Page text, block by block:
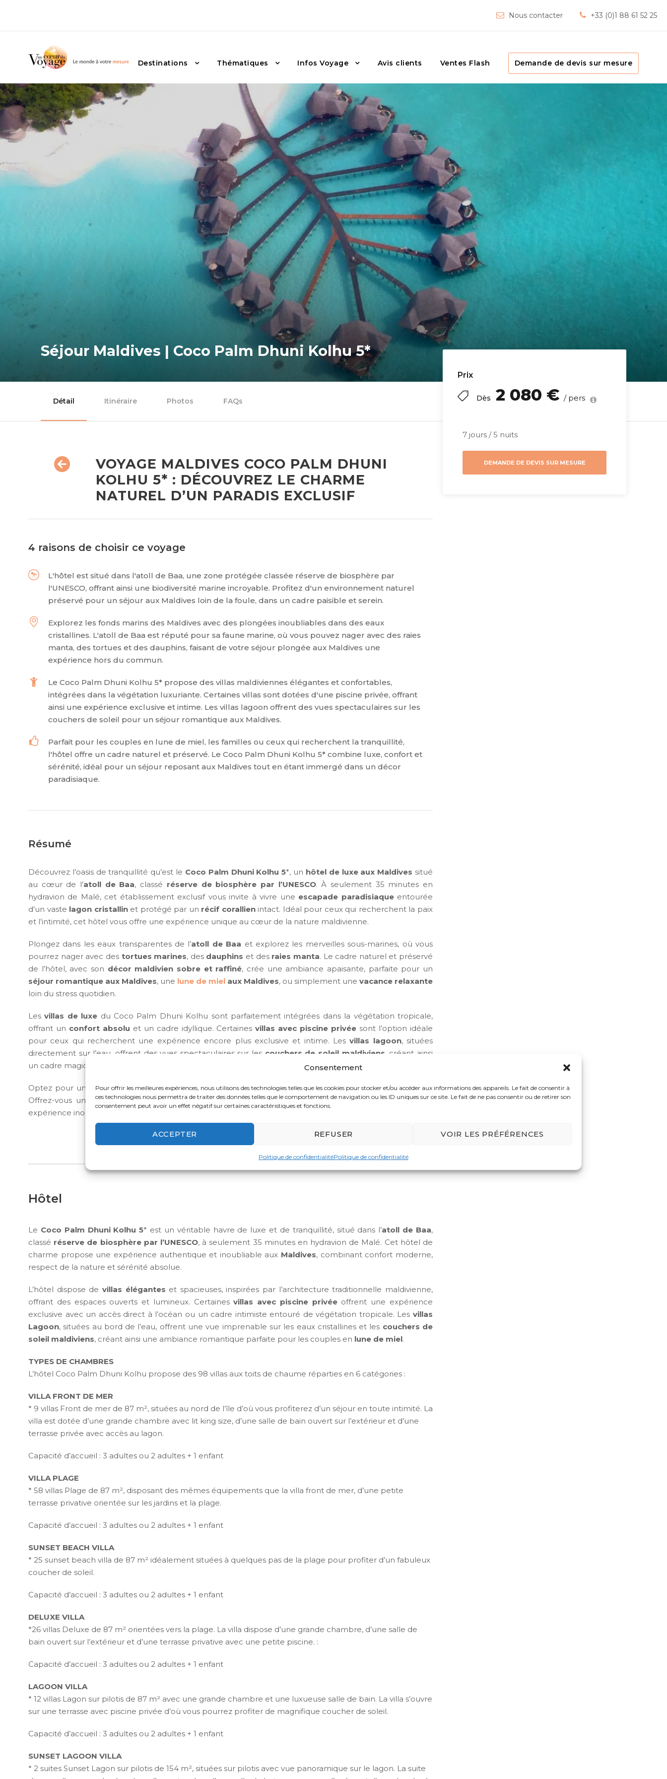
Consentement
Pour offrir les meilleures expériences, nous utilisons des technologies telles que les cookies pour stocker et/ou accéder aux informations des appareils. Le fait de consentir à
ces technologies nous permettra de traiter des données telles que le comportement de navigation ou les ID uniques sur ce site. Le fait de ne pas consentir ou de retirer son
consentement peut avoir un effet négatif sur certaines caractéristiques et fonctions.
ACCEPTER REFUSER VOIR LES PRÉFÉRENCES
Politique de confidentialitéPolitique de confidentialité
Nous contacter +33 (0)1 88 61 52 25
Destinations Thématiques Infos Voyage Avis clients Ventes Flash Demande de devis sur mesure
Séjour Maldives | Coco Palm Dhuni Kolhu 5*
Prix
Dès 2 080 € / pers
7 jours / 5 nuits
DEMANDE DE DEVIS SUR MESURE
Détail Itinéraire Photos FAQs
VOYAGE MALDIVES COCO PALM DHUNI
KOLHU 5* : DÉCOUVREZ LE CHARME
NATUREL D’UN PARADIS EXCLUSIF
4 raisons de choisir ce voyage
L'hôtel est situé dans l'atoll de Baa, une zone protégée classée réserve de biosphère par
l'UNESCO, offrant ainsi une biodiversité marine incroyable. Profitez d'un environnement naturel
préservé pour un séjour aux Maldives loin de la foule, dans un cadre paisible et serein.
Explorez les fonds marins des Maldives avec des plongées inoubliables dans des eaux
cristallines. L'atoll de Baa est réputé pour sa faune marine, où vous pouvez nager avec des raies
manta, des tortues et des dauphins, faisant de votre séjour plongée aux Maldives une
expérience hors du commun.
Le Coco Palm Dhuni Kolhu 5* propose des villas maldiviennes élégantes et confortables,
intégrées dans la végétation luxuriante. Certaines villas sont dotées d'une piscine privée, offrant
ainsi une expérience exclusive et intime. Les villas lagoon offrent des vues spectaculaires sur les
couchers de soleil pour un séjour romantique aux Maldives.
Parfait pour les couples en lune de miel, les familles ou ceux qui recherchent la tranquillité,
l'hôtel offre un cadre naturel et préservé. Le Coco Palm Dhuni Kolhu 5* combine luxe, confort et
sérénité, idéal pour un séjour reposant aux Maldives tout en étant immergé dans un décor
paradisiaque.
Résumé
Découvrez l’oasis de tranquillité qu’est le Coco Palm Dhuni Kolhu 5*, un hôtel de luxe aux Maldives situé
au cœur de l’atoll de Baa, classé réserve de biosphère par l’UNESCO. À seulement 35 minutes en
hydravion de Malé, cet établissement exclusif vous invite à vivre une escapade paradisiaqueentourée
d’un vaste lagon cristallinet protégé par un récif corallienintact. Idéal pour ceux qui recherchent la paix
et l’intimité, cet hôtel vous offre une expérience unique au cœur de la nature maldivienne.
Plongez dans les eaux transparentes de l’atoll de Baa et explorez les merveilles sous-marines, où vous
pourrez nager avec des tortues marines, des dauphins et des raies manta. Le cadre naturel et préservé
de l’hôtel, avec son décor maldivien sobre et raffiné, crée une ambiance apaisante, parfaite pour un
séjour romantique aux Maldives, une lune de miel aux Maldives, ou simplement une vacance relaxante
loin du stress quotidien.
Lesvillas de luxe du Coco Palm Dhuni Kolhu sont parfaitement intégrées dans la végétation tropicale,
offrant un confort absolu et un cadre idyllique. Certainesvillas avec piscine privée sont l’option idéale
pour ceux qui recherchent une expérience encore plus exclusive et intime. Lesvillas lagoon, situées
directement sur l’eau, offrent des vues spectaculaires sur les couchers de soleil maldiviens , créant ainsi
un cadre magique pour se détendre et profiter des moments précieux en couple ou en famille.
Optez pour un séjour aux Maldivesauthentique et raffiné en choisissant leCoco Palm Dhuni Kolhu 5*.
Offrez-vous un
voyage de luxeoù confort, nature et exclusivité se rencontrent pour vous offrir une
expérience inoubliable dans ce coin de paradis maldivien.
Hôtel
Le Coco Palm Dhuni Kolhu 5* est un véritable havre de luxe et de tranquillité, situé dans l’atoll de Baa,
classé réserve de biosphère par l’UNESCO, à seulement 35 minutes en hydravion de Malé. Cet hôtel de
charme propose une expérience authentique et inoubliable aux Maldives, combinant confort moderne,
respect de la nature et sérénité absolue.
L’hôtel dispose de villas élégantes et spacieuses, inspirées par l’architecture traditionnelle maldivienne,
offrant des espaces ouverts et lumineux. Certainesvillas avec piscine privéeoffrent une expérience
exclusive avec un accès direct à l’océan ou un cadre intimiste entouré de végétation tropicale. Les villas
Lagoon, situées au bord de l’eau, offrent une vue imprenable sur les eaux cristallines et les couchers de
soleil maldiviens, créant ainsi une ambiance romantique parfaite pour les couples en lune de miel.
TYPES DE CHAMBRES
L’hôtel Coco Palm Dhuni Kolhu propose des 98 villas aux toits de chaume réparties en 6 catégories :
VILLA FRONT DE MER
* 9 villas Front de mer de 87 m², situées au nord de l’île d’où vous profiterez d’un séjour en toute intimité. La
villa est dotée d’une grande chambre avec lit king size, d’une salle de bain ouvert sur l’extérieur et d’une
terrasse privée avec accès au lagon.
Capacité d’accueil : 3 adultes ou 2 adultes + 1 enfant
VILLA PLAGE
* 58 villas Plage de 87 m², disposant des mêmes équipements que la villa front de mer, d’une petite
terrasse privative orientée sur les jardins et la plage.
Capacité d’accueil : 3 adultes ou 2 adultes + 1 enfant
SUNSET BEACH VILLA
* 25 sunset beach villa de 87 m² idéalement situées à quelques pas de la plage pour profiter d’un fabuleux
coucher de soleil.
Capacité d’accueil : 3 adultes ou 2 adultes + 1 enfant
DELUXE VILLA
*26 villas Deluxe de 87 m² orientées vers la plage. La villa dispose d’une grande chambre, d’une salle de
bain ouvert sur l’extérieur et d’une terrasse privative avec une petite piscine. :
Capacité d’accueil : 3 adultes ou 2 adultes + 1 enfant
LAGOON VILLA
* 12 villas Lagon sur pilotis de 87 m² avec une grande chambre et une luxueuse salle de bain. La villa s’ouvre
sur une terrasse avec piscine privée d’où vous pourrez profiter de magnifique coucher de soleil.
Capacité d’accueil : 3 adultes ou 2 adultes + 1 enfant
SUNSET LAGOON VILLA
* 2 suites Sunset Lagon sur pilotis de 154 m², situées sur pilotis avec vue panoramique sur le lagon. La suite